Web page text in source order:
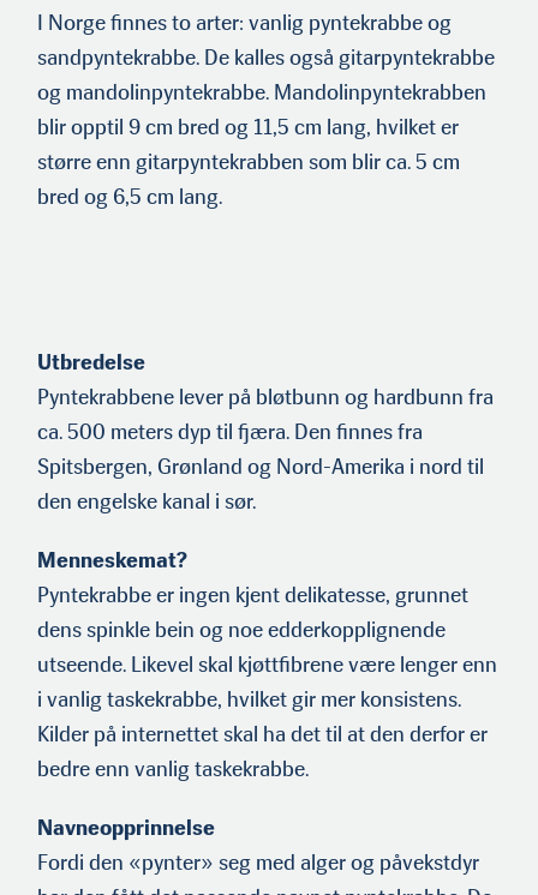
I Norge finnes to arter: vanlig pyntekrabbe og
sandpyntekrabbe. De kalles også gitarpyntekrabbe
og mandolinpyntekrabbe. Mandolinpyntekrabben
blir opptil 9 cm bred og 11,5 cm lang, hvilket er
større enn gitarpyntekrabben som blir ca. 5 cm
bred og 6,5 cm lang.
Utbredelse
Pyntekrabbene lever på bløtbunn og hardbunn fra
ca. 500 meters dyp til fjæra. Den finnes fra
Spitsbergen, Grønland og Nord-Amerika i nord til
den engelske kanal i sør.
Menneskemat?
Pyntekrabbe er ingen kjent delikatesse, grunnet
dens spinkle bein og noe edderkopplignende
utseende. Likevel skal kjøttfibrene være lenger enn
i vanlig taskekrabbe, hvilket gir mer konsistens.
Kilder på internettet skal ha det til at den derfor er
bedre enn vanlig taskekrabbe.
Navneopprinnelse
Fordi den «pynter» seg med alger og påvekstdyr